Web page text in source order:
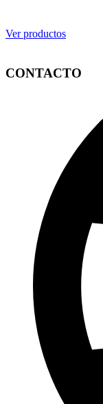
Ver productos
CONTACTO